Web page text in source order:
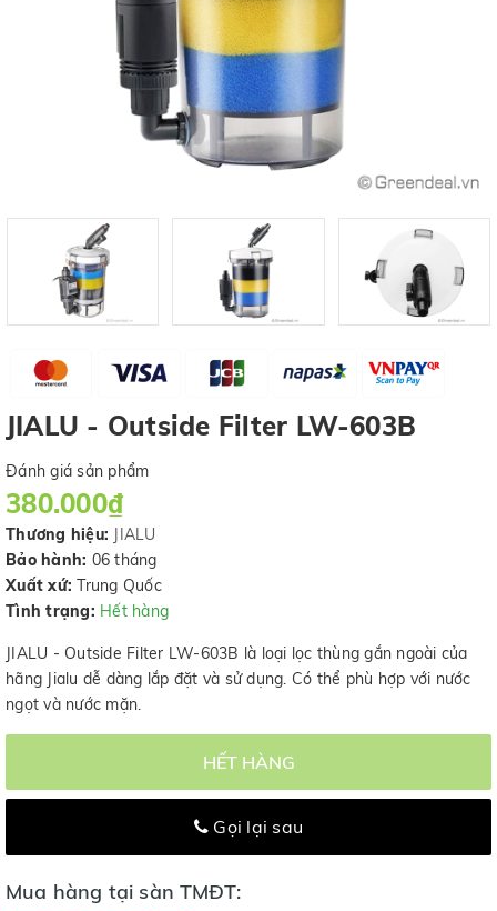
JIALU - Outside Filter LW-603B
Đánh giá sản phẩm
380.000₫
Thương hiệu:
JIALU
Bảo hành: 06 tháng
Xuất xứ: Trung Quốc
Tình trạng: Hết hàng
JIALU - Outside Filter LW-603B là loại lọc thùng gắn ngoài của
hãng Jialu dễ dàng lắp đặt và sử dụng. Có thể phù hợp với nước
ngọt và nước mặn.
HẾT HÀNG
Gọi lại sau
Mua hàng tại sàn TMĐT: